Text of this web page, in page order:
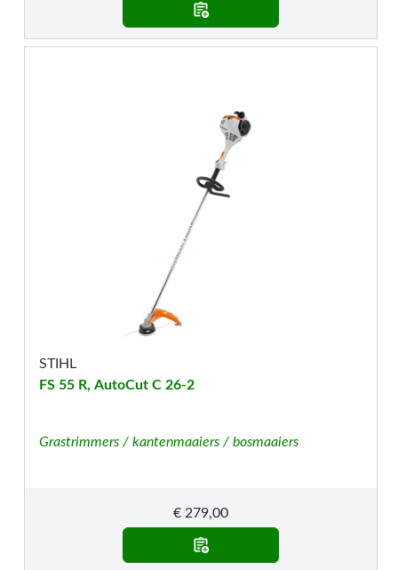
STIHL
FS 55 R, AutoCut C 26-2
Grastrimmers / kantenmaaiers / bosmaaiers
€ 279,00